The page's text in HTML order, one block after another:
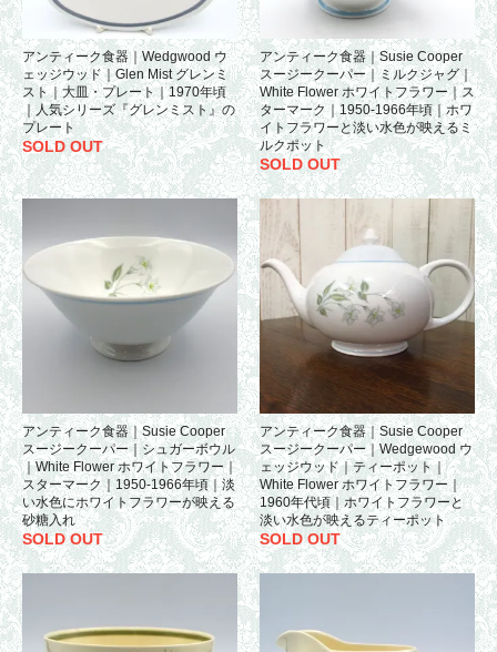
アンティーク食器｜Wedgwood ウ
ェッジウッド｜Glen Mist グレンミ
スト｜大皿・プレート｜1970年頃
｜人気シリーズ『グレンミスト』の
プレート
SOLD OUT
アンティーク食器｜Susie Cooper
スージークーパー｜ミルクジャグ｜
White Flower ホワイトフラワー｜ス
ターマーク｜1950-1966年頃｜ホワ
イトフラワーと淡い水色が映えるミ
ルクポット
SOLD OUT
アンティーク食器｜Susie Cooper
スージークーパー｜シュガーボウル
｜White Flower ホワイトフラワー｜
スターマーク｜1950-1966年頃｜淡
い水色にホワイトフラワーが映える
砂糖入れ
SOLD OUT
アンティーク食器｜Susie Cooper
スージークーパー｜Wedgewood ウ
ェッジウッド｜ティーポット｜
White Flower ホワイトフラワー｜
1960年代頃｜ホワイトフラワーと
淡い水色が映えるティーポット
SOLD OUT